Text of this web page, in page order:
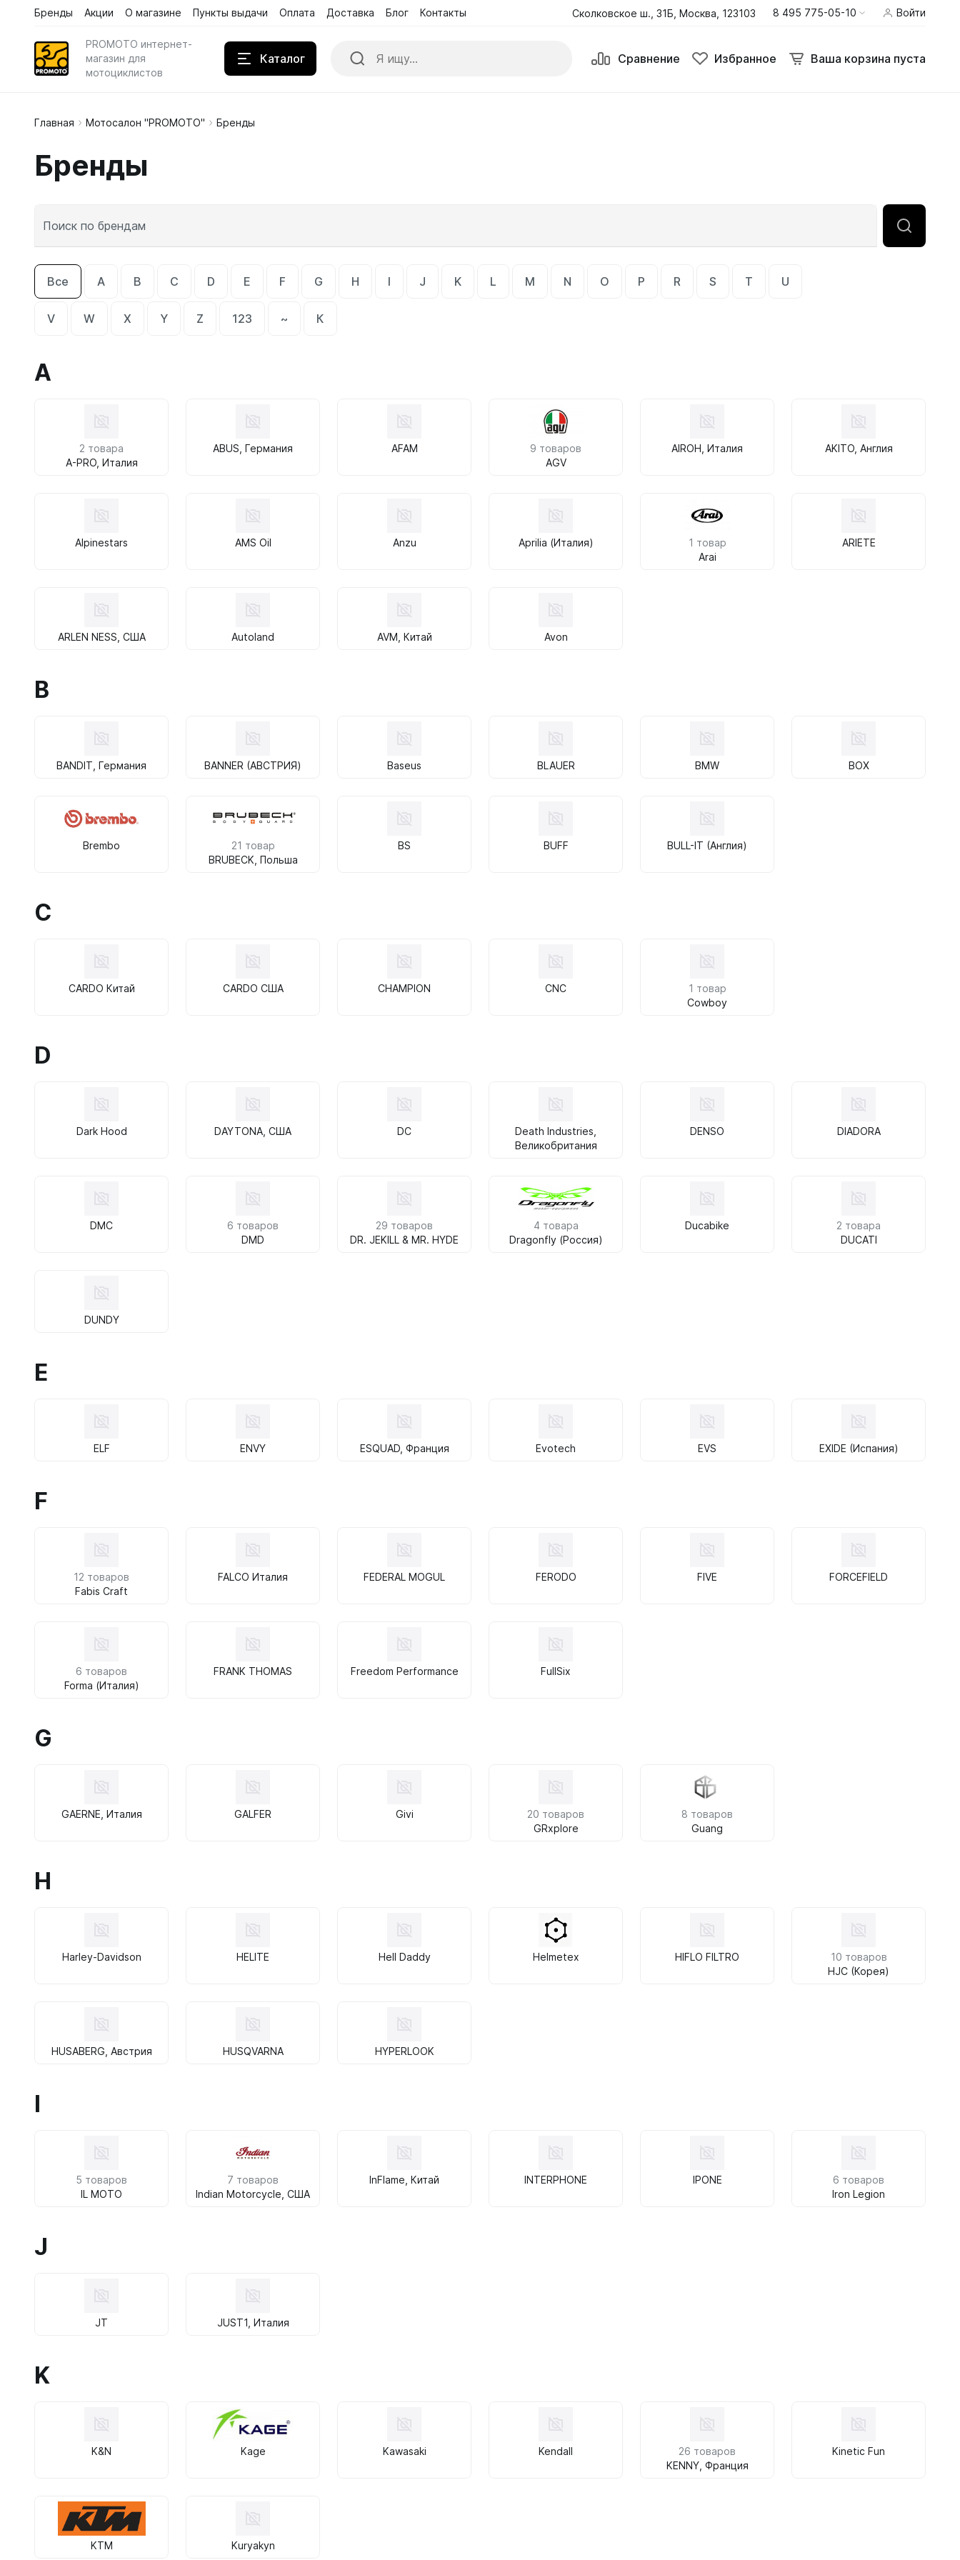
Бренды Акции О магазине Пункты выдачи Оплата Доставка Блог Контакты Сколковское ш., 31Б, Москва, 123103 8 495 775-05-10 Войти
PROMOTO интернет-
магазин для
мотоциклистов
Каталог Сравнение Избранное Ваша корзина пуста
Главная Мотосалон "PROMOTO" Бренды
Бренды
Поиск по брендам
Все A B C D E F G H I J K L M N O P R S T U
V W X Y Z 123 ~ К
A
2 товара
A-PRO, Италия
ABUS, Германия AFAM
9 товаров
AGV
AIROH, Италия AKITO, Англия
Alpinestars AMS Oil Anzu Aprilia (Италия)
1 товар
Arai
ARIETE
ARLEN NESS, США Autoland AVM, Китай Avon
B
BANDIT, Германия BANNER (АВСТРИЯ) Baseus BLAUER BMW BOX
Brembo
21 товар
BRUBECK, Польша
BS BUFF BULL-IT (Англия)
C
CARDO Китай CARDO США CHAMPION CNC
1 товар
Cowboy
D
Dark Hood DAYTONA, США DC
Death Industries,
Великобритания
DENSO DIADORA
DMC
6 товаров
DMD
29 товаров
DR. JEKILL & MR. HYDE
4 товара
Dragonfly (Россия)
Ducabike
2 товара
DUCATI
DUNDY
E
ELF ENVY ESQUAD, Франция Evotech EVS EXIDE (Испания)
F
12 товаров
Fabis Craft
FALCO Италия FEDERAL MOGUL FERODO FIVE FORCEFIELD
6 товаров
Forma (Италия)
FRANK THOMAS Freedom Performance FullSix
G
GAERNE, Италия GALFER Givi
20 товаров
GRxplore
8 товаров
Guang
H
Harley-Davidson HELITE Hell Daddy Helmetex HIFLO FILTRO
10 товаров
HJC (Корея)
HUSABERG, Австрия HUSQVARNA HYPERLOOK
I
5 товаров
IL MOTO
7 товаров
Indian Motorcycle, США
InFlame, Китай INTERPHONE IPONE
6 товаров
Iron Legion
J
JT JUST1, Италия
K
K&N Kage Kawasaki Kendall
26 товаров
KENNY, Франция
Kinetic Fun
KTM Kuryakyn